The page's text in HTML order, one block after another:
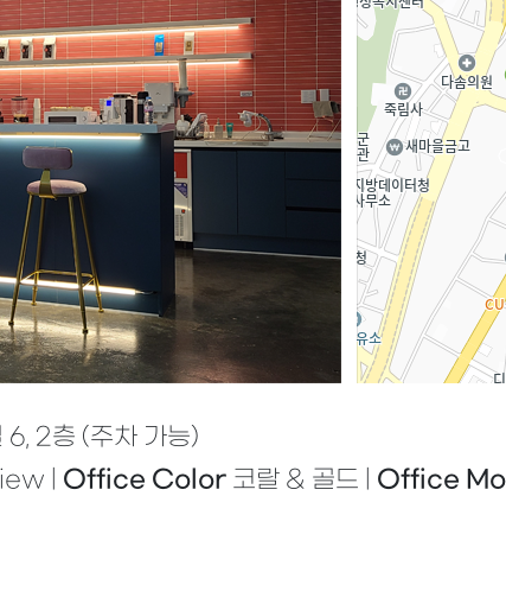
6, 2층 (주차 가능)
| Office Color 코랄 & 골드 | Office